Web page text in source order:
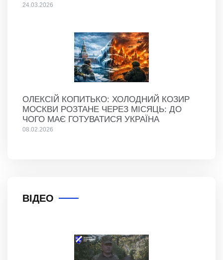
24.03.2026
ОЛЕКСІЙ КОПИТЬКО: ХОЛОДНИЙ КОЗИР
МОСКВИ РОЗТАНЕ ЧЕРЕЗ МІСЯЦЬ: ДО
ЧОГО МАЄ ГОТУВАТИСЯ УКРАЇНА
08.02.2026
ВІДЕО